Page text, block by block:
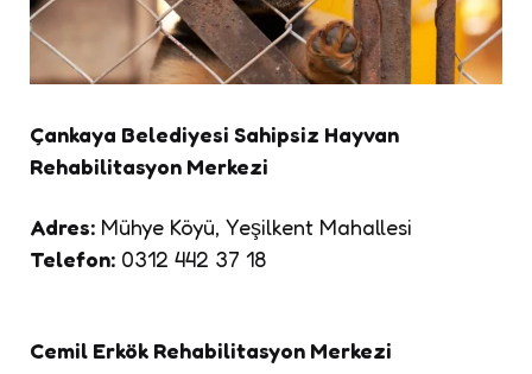
Çankaya Belediyesi Sahipsiz Hayvan
Rehabilitasyon Merkezi
Adres: Mühye Köyü, Yeşilkent Mahallesi
Telefon: 0312 442 37 18
Cemil Erkök Rehabilitasyon Merkezi